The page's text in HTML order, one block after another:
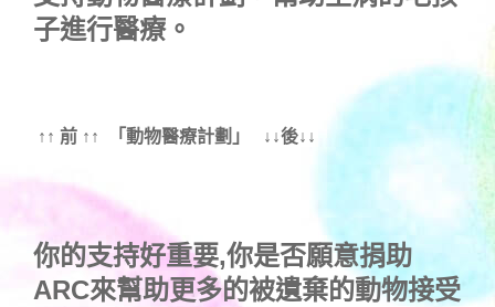
子進行醫療。
↑↑ 前 ↑↑ 「動物醫療計劃」 ↓↓後↓↓
你的支持好重要,你是否願意捐助
ARC來幫助更多的被遺棄的動物接受